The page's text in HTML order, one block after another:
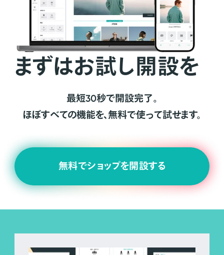
まずはお試し開設を
最短30秒で開設完了。
ほぼすべての機能を、無料で使って試せます。
無料でショップを開設する